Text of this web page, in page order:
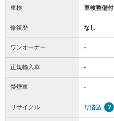
車検 車検整備付
修復歴 なし
ワンオーナー -
正規輸入車 -
禁煙車 -
リサイクル リ済込